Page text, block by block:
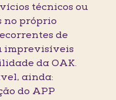
técnicos ou
no próprio
de
imprevisíveis
da OAK.
ainda:
do APP